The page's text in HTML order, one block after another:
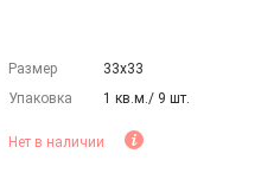
Размер
33х33
Упаковка
1 кв.м./ 9 шт.
Нет в наличии